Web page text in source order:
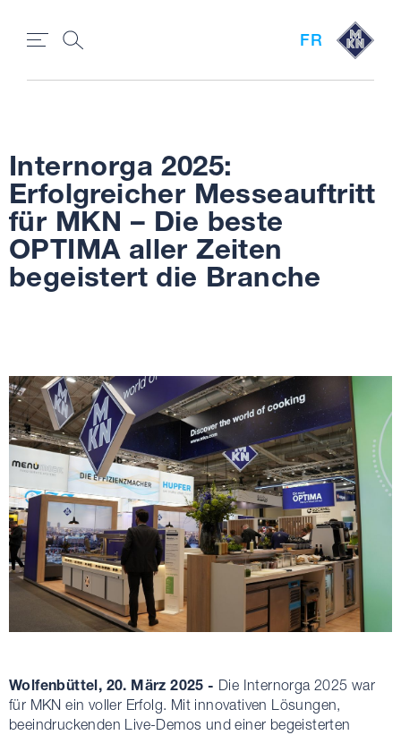
FR
Internorga 2025:
Erfolgreicher Messeauftritt
für MKN – Die beste
OPTIMA aller Zeiten
begeistert die Branche
Wolfenbüttel, 20. März 2025 - Die Internorga 2025 war
für MKN ein voller Erfolg. Mit innovativen Lösungen,
beeindruckenden Live-Demos und einer begeisterten